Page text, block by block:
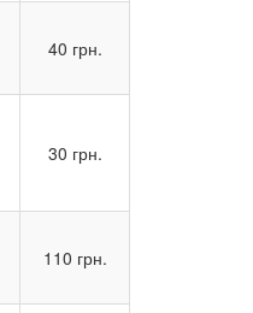
40 грн.
30 грн.
110 грн.